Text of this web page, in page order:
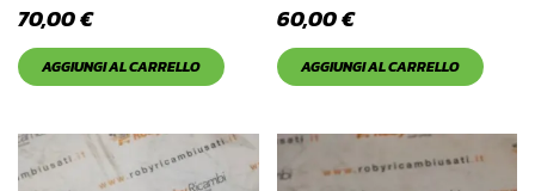
70,00€
AGGIUNGI AL CARRELLO
60,00€
AGGIUNGI AL CARRELLO